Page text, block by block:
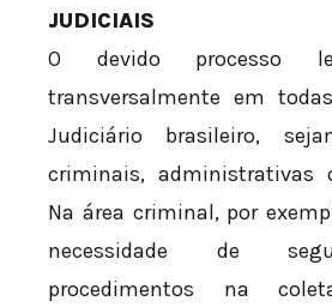
JUDICIAIS
O devido processo
transversalmente em
Judiciário brasileiro,
criminais, administrativas
Na área criminal, por
necessidade de
procedimentos na